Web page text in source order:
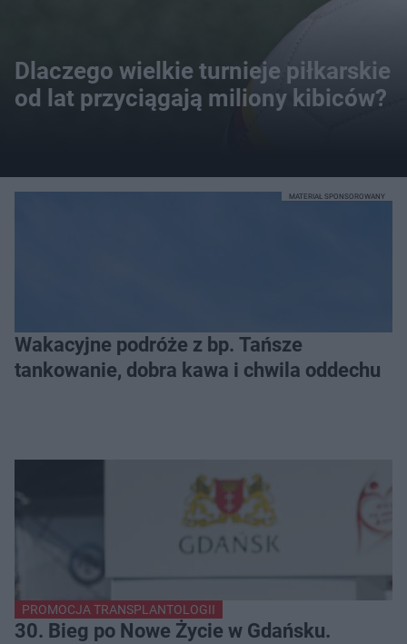
Dlaczego wielkie turnieje piłkarskie
od lat przyciągają miliony kibiców?
Wakacyjne podróże z bp. Tańsze
tankowanie, dobra kawa i chwila oddechu
MATERIAŁ SPONSOROWANY
PROMOCJA TRANSPLANTOLOGII
30. Bieg po Nowe Życie w Gdańsku.